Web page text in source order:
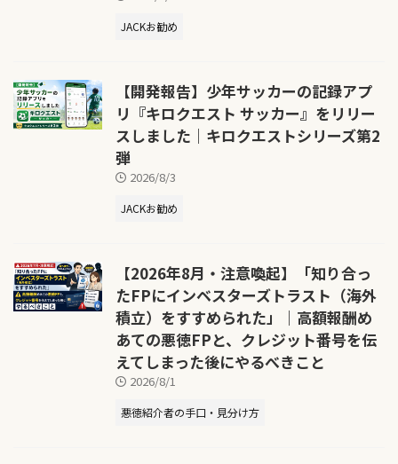
JACKお勧め
【開発報告】少年サッカーの記録アプ
リ『キロクエスト サッカー』をリリー
スしました｜キロクエストシリーズ第2
弾
2026/8/3
JACKお勧め
【2026年8月・注意喚起】「知り合っ
たFPにインベスターズトラスト（海外
積立）をすすめられた」｜高額報酬め
あての悪徳FPと、クレジット番号を伝
えてしまった後にやるべきこと
2026/8/1
悪徳紹介者の手口・見分け方